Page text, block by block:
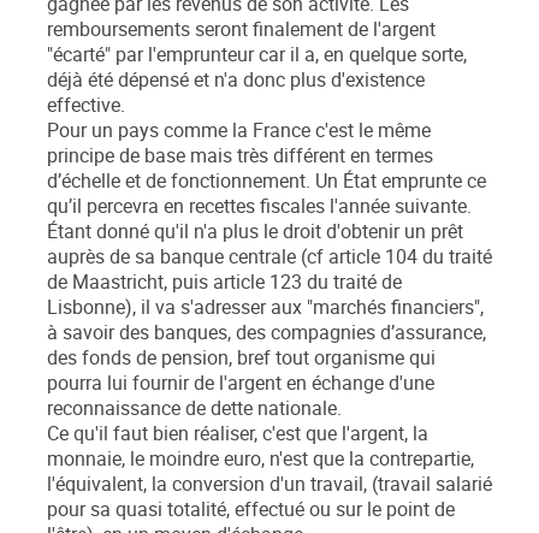
remboursements seront finalement de l'argent
"écarté" par l'emprunteur car il a, en quelque sorte,
déjà été dépensé et n'a donc plus d'existence
effective.
Pour un pays comme la France c'est le même
principe de base mais très différent en termes
d’échelle et de fonctionnement. Un État emprunte ce
qu’il percevra en recettes fiscales l'année suivante.
Étant donné qu'il n'a plus le droit d'obtenir un prêt
auprès de sa banque centrale (cf article 104 du traité
de Maastricht, puis article 123 du traité de
Lisbonne), il va s'adresser aux "marchés financiers",
à savoir des banques, des compagnies d’assurance,
des fonds de pension, bref tout organisme qui
pourra lui fournir de l'argent en échange d'une
reconnaissance de dette nationale.
Ce qu'il faut bien réaliser, c'est que l'argent, la
monnaie, le moindre euro, n'est que la contrepartie,
l'équivalent, la conversion d'un travail, (travail salarié
pour sa quasi totalité, effectué ou sur le point de